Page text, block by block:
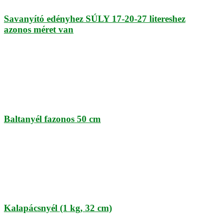
Savanyító edényhez SÚLY 17-20-27 litereshez
azonos méret van
Baltanyél fazonos 50 cm
Kalapácsnyél (1 kg, 32 cm)